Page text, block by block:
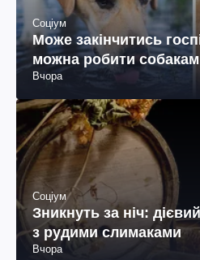
Соціум
Може закінчитись
можна робити собакам
Вчора
Соціум
Зникнуть за ніч:
з рудими слимаками
Вчора